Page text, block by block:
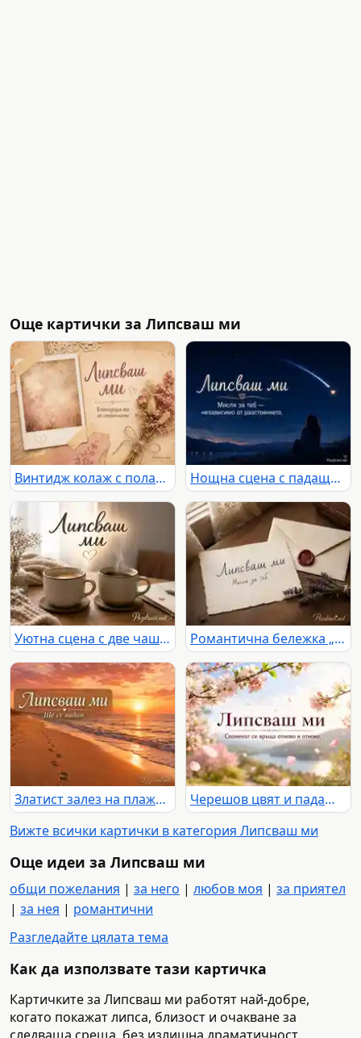
Още картички за Липсваш ми
Винтидж колаж с полароид и сухи цветя с надпис „Липсваш ми“ и „Благодаря ти за спомените“ Нощна сцена с падаща звезда и послание „Липсваш ми“ за мисълта, която преодолява разстоянието
Уютна сцена с две чаши кафе, пара и послание „Липсваш ми“ в топла домашна светлина Романтична бележка „Липсваш ми“ до запечатан плик с восъчно сърце и лавандула на дървена маса.
Златист залез на плажа със следи в пясъка и надпис „Липсваш ми“ и „Ще се видим“
Черешов цвят и падащи листенца над езеро и планини с надпис „Липсваш ми“ и „Споменът се връща отново и отново.“
Вижте всички картички в категория Липсваш ми
Още идеи за Липсваш ми
общи пожелания | за него | любов моя | за приятел
| за нея | романтични
Разгледайте цялата тема
Как да използвате тази картичка
Картичките за Липсваш ми работят най-добре,
когато покажат липса, близост и очакване за